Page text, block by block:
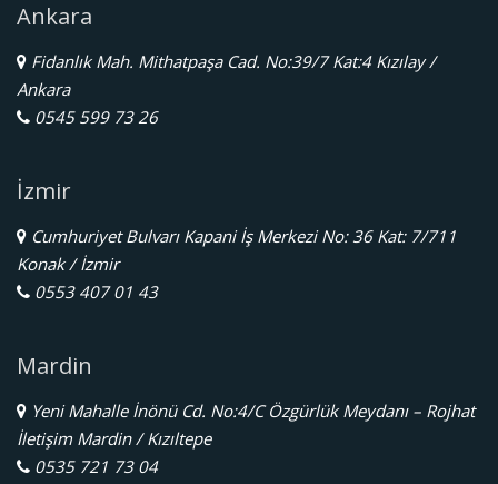
Ankara
Fidanlık Mah. Mithatpaşa Cad. No:39/7 Kat:4 Kızılay /
Ankara
0545 599 73 26
İzmir
Cumhuriyet Bulvarı Kapani İş Merkezi No: 36 Kat: 7/711
Konak / İzmir
0553 407 01 43
Mardin
Yeni Mahalle İnönü Cd. No:4/C Özgürlük Meydanı – Rojhat
İletişim Mardin / Kızıltepe
0535 721 73 04